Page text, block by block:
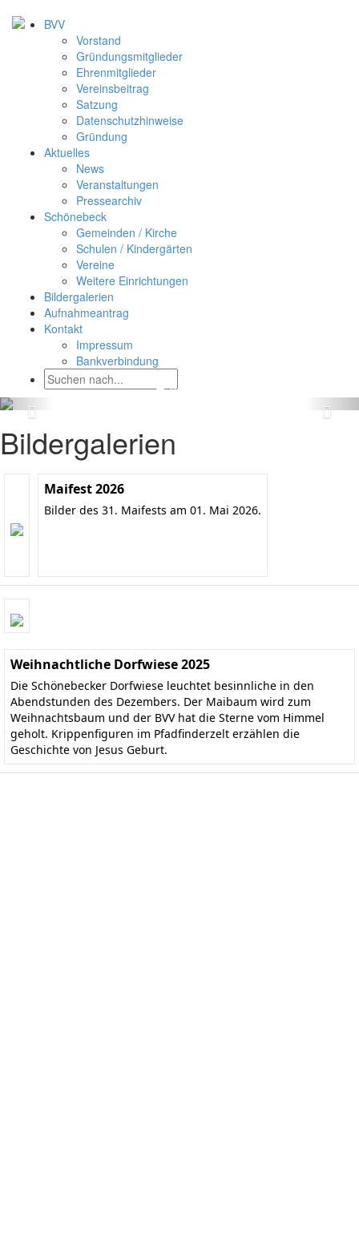
BVV
Vorstand
Gründungsmitglieder
Ehrenmitglieder
Vereinsbeitrag
Satzung
Datenschutzhinweise
Gründung
Aktuelles
News
Veranstaltungen
Pressearchiv
Schönebeck
Gemeinden / Kirche
Schulen / Kindergärten
Vereine
Weitere Einrichtungen
Bildergalerien
Aufnahmeantrag
Kontakt
Impressum
Bankverbindung
Bildergalerien
Maifest 2026
Bilder des 31. Maifests am 01. Mai 2026.
Weihnachtliche Dorfwiese 2025
Die Schönebecker Dorfwiese leuchtet besinnliche in den
Abendstunden des Dezembers. Der Maibaum wird zum
Weihnachtsbaum und der BVV hat die Sterne vom Himmel
geholt. Krippenfiguren im Pfadfinderzelt erzählen die
Geschichte von Jesus Geburt.